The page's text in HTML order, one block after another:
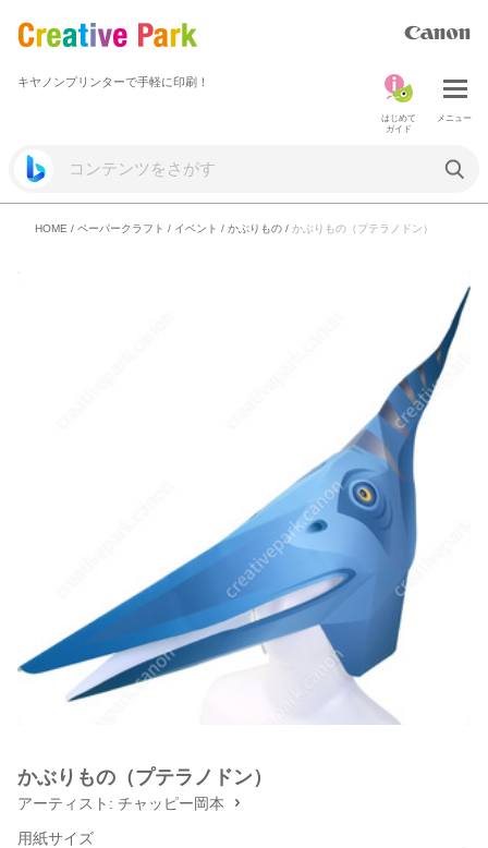
キヤノンプリンターで手軽に印刷！
メニュー
はじめて
ガイド
HOME / ペーパークラフト / イベント / かぶりもの / かぶりもの（プテラノドン）
かぶりもの（プテラノドン）
アーティスト: チャッピー岡本
用紙サイズ